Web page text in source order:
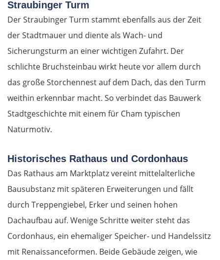
Straubinger Turm
Der Straubinger Turm stammt ebenfalls aus der Zeit
der Stadtmauer und diente als Wach- und
Sicherungsturm an einer wichtigen Zufahrt. Der
schlichte Bruchsteinbau wirkt heute vor allem durch
das große Storchennest auf dem Dach, das den Turm
weithin erkennbar macht. So verbindet das Bauwerk
Stadtgeschichte mit einem für Cham typischen
Naturmotiv.
Historisches Rathaus und Cordonhaus
Das Rathaus am Marktplatz vereint mittelalterliche
Bausubstanz mit späteren Erweiterungen und fällt
durch Treppengiebel, Erker und seinen hohen
Dachaufbau auf. Wenige Schritte weiter steht das
Cordonhaus, ein ehemaliger Speicher- und Handelssitz
mit Renaissanceformen. Beide Gebäude zeigen, wie